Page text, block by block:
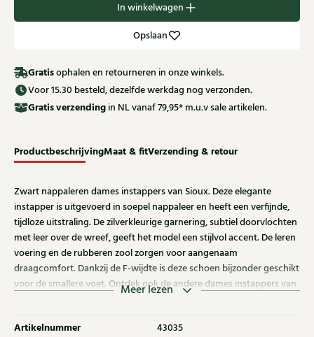
In winkelwagen
Opslaan
Gratisophalen en retourneren in onze winkels.
Voor 15.30 besteld, dezelfde werkdag nog verzonden.
Gratisverzending in NL vanaf 79,95* m.u.v sale artikelen.
ProductbeschrijvingMaat & fitVerzending & retour
Zwart nappaleren dames instappers van Sioux. Deze elegante
instapper is uitgevoerd in soepel nappaleer en heeft een verfijnde,
tijdloze uitstraling. De zilverkleurige garnering, subtiel doorvlochten
met leer over de wreef, geeft het model een stijlvol accent. De leren
voering en de rubberen zool zorgen voor aangenaam
draagcomfort. Dankzij de F-wijdte is deze schoen bijzonder geschikt
voor de smallere voet. Ontdek ook de andere dames instappers van
Meer lezen
Artikelnummer 43035